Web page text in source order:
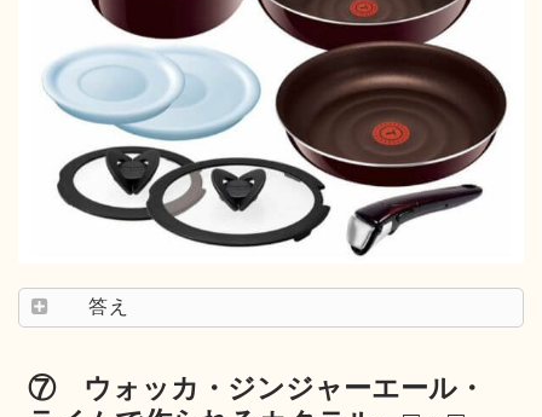
答え
⑦ ウォッカ・ジンジャーエール・